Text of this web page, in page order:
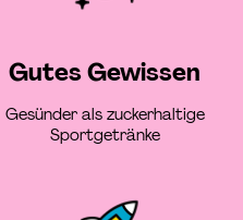
Gutes Gewissen
Gesünder als zuckerhaltige
Sportgetränke